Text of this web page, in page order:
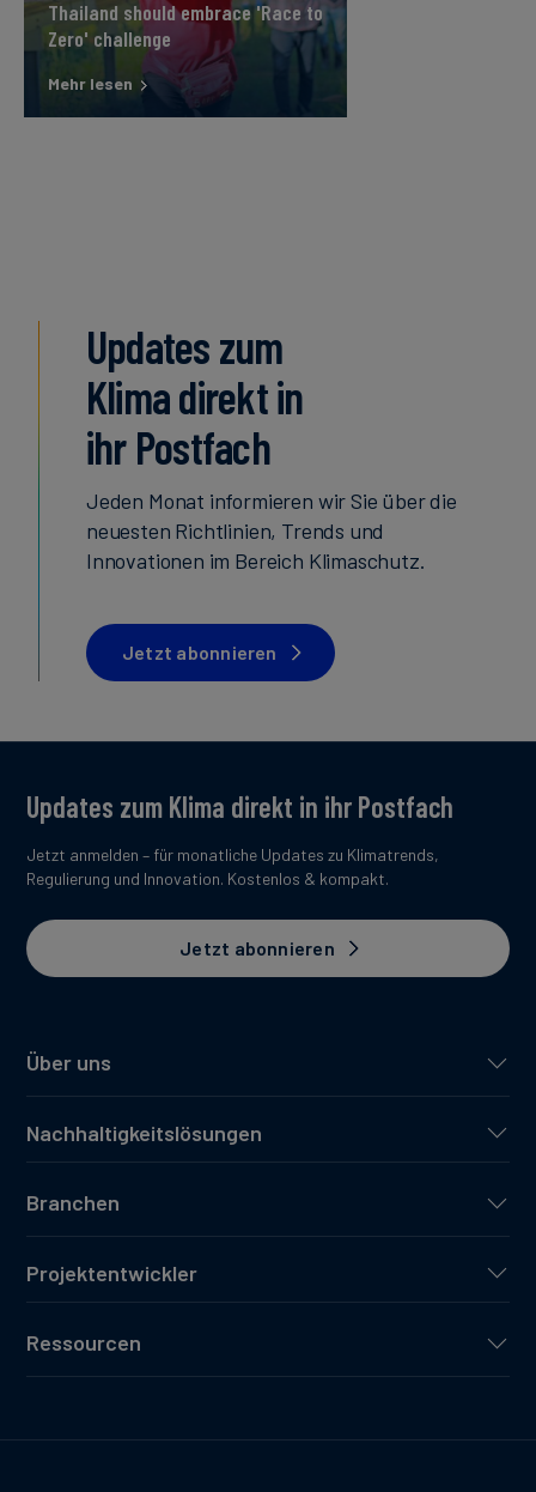
Thailand should embrace 'Race to
Zero' challenge
Mehr lesen
Updates zum
Klima direkt in
ihr Postfach
Jeden Monat informieren wir Sie über die
neuesten Richtlinien, Trends und
Innovationen im Bereich Klimaschutz.
Jetzt abonnieren
Über uns
Nachhaltigkeitslösungen
Branchen
Projektentwickler
Ressourcen
Updates zum Klima direkt in ihr Postfach
Jetzt anmelden – für monatliche Updates zu Klimatrends,
Regulierung und Innovation. Kostenlos & kompakt.
Jetzt abonnieren